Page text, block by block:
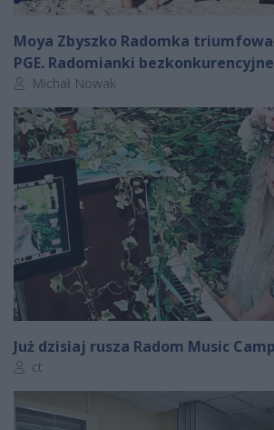
Moya Zbyszko Radomka
PGE. Radomianki
Autor artykułu:
Michał Nowak
Już dzisiaj rusza Radom Music
Autor artykułu:
ct